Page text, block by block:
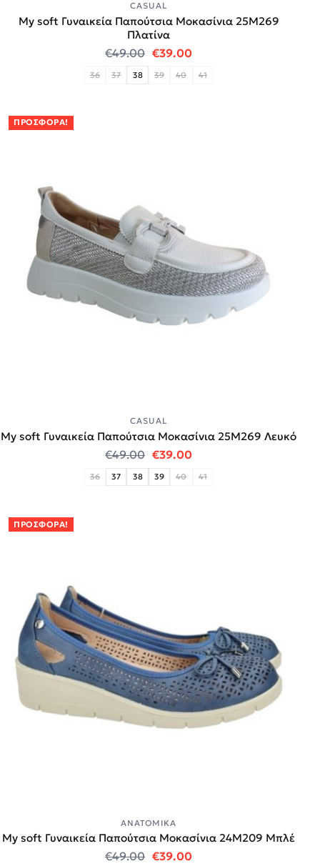
CASUAL
My soft Γυναικεία Παπούτσια Μοκασίνια 25M269
Πλατίνα
€49.00 Original price was: €49.00.
€39.00Η τρέχουσα τιμή
36 37 38 39 40 41
ΠΡΟΣΦΟΡΆ!
CASUAL
My soft Γυναικεία Παπούτσια Μοκασίνια 25M269 Λευκό
€49.00 Original price was: €49.00.
€39.00Η τρέχουσα τιμή
36 37 38 39 40 41
ΠΡΟΣΦΟΡΆ!
ΑΝΑΤΟΜΙΚΆ
My soft Γυναικεία Παπούτσια Μοκασίνια 24M209 Μπλέ
€49.00 Original price was: €49.00.
€39.00Η τρέχουσα τιμή